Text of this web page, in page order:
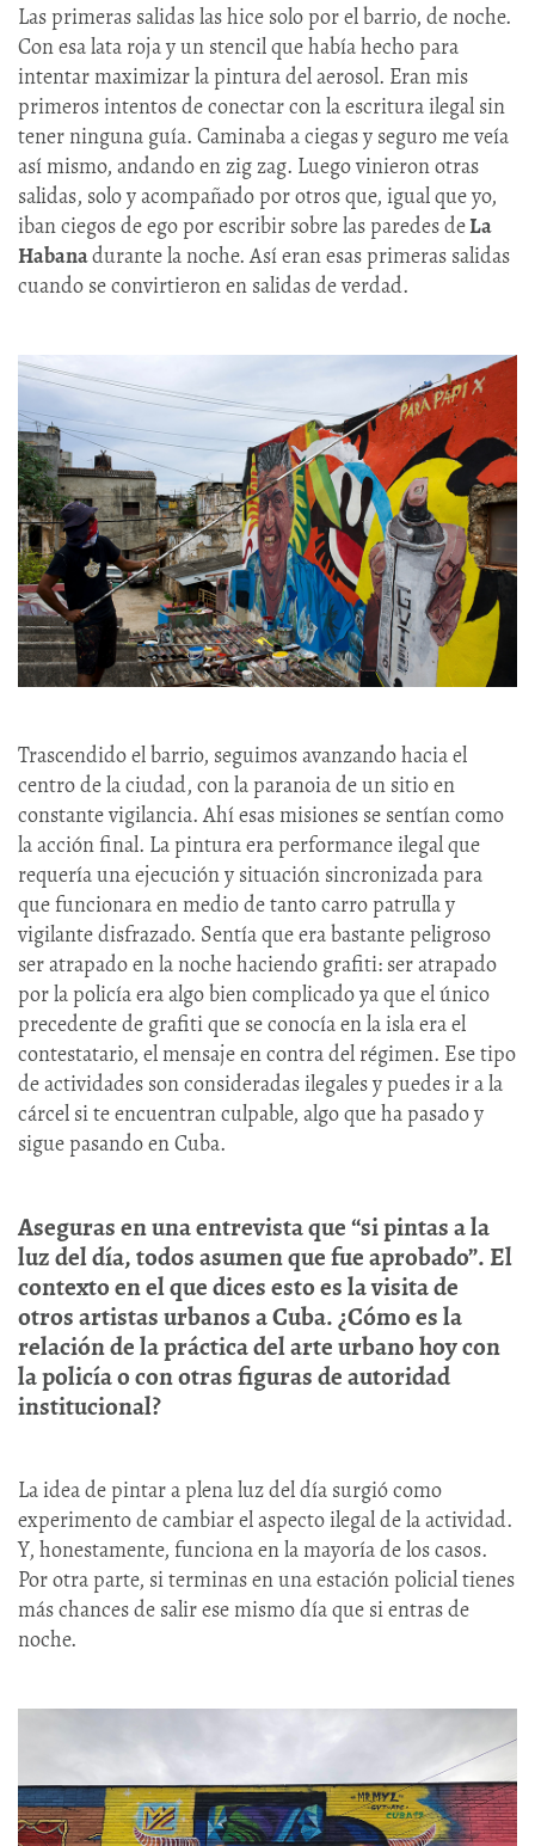
Las primeras salidas las hice solo por el barrio, de noche.
Con esa lata roja y un stencil que había hecho para
intentar maximizar la pintura del aerosol. Eran mis
primeros intentos de conectar con la escritura ilegal sin
tener ninguna guía. Caminaba a ciegas y seguro me veía
así mismo, andando en zig zag. Luego vinieron otras
salidas, solo y acompañado por otros que, igual que yo,
iban ciegos de ego por escribir sobre las paredes deLa
Habanadurante la noche. Así eran esas primeras salidas
cuando se convirtieron en salidas de verdad.
Trascendido el barrio, seguimos avanzando hacia el
centro de la ciudad, con la paranoia de un sitio en
constante vigilancia. Ahí esas misiones se sentían como
la acción final. La pintura era performance ilegal que
requería una ejecución y situación sincronizada para
que funcionara en medio de tanto carro patrulla y
vigilante disfrazado. Sentía que era bastante peligroso
ser atrapado en la noche haciendo grafiti: ser atrapado
por la policía era algo bien complicado ya que el único
precedente de grafiti que se conocía en la isla era el
contestatario, el mensaje en contra del régimen. Ese tipo
de actividades son consideradas ilegales y puedes ir a la
cárcel si te encuentran culpable, algo que ha pasado y
sigue pasando en Cuba.
Aseguras en una entrevista que “si pintas a la
luz del día, todos asumen que fue aprobado”. El
contexto en el que dices esto es la visita de
otros artistas urbanos a Cuba. ¿Cómo es la
relación de la práctica del arte urbano hoy con
la policía o con otras figuras de autoridad
institucional?
La idea de pintar a plena luz del día surgió como
experimento de cambiar el aspecto ilegal de la actividad.
Y, honestamente, funciona en la mayoría de los casos.
Por otra parte, si terminas en una estación policial tienes
más chances de salir ese mismo día que si entras de
noche.